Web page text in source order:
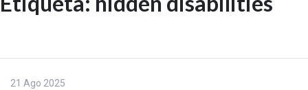
Skip
21 Ago 2025